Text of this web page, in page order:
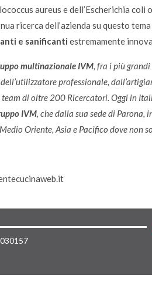
aureus e dell’Escherichia
ricerca dell’azienda su questo
e sanificanti estremamente
multinazionale IVM, fra i più
dell’utilizzatore professionale,
team di oltre 200 Ricercatori. Oggi in
IVM, che dalla sua sede di
Oriente, Asia e Pacifico dove non